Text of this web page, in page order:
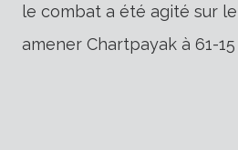
le combat a été agité sur
amener Chartpayak à 61-